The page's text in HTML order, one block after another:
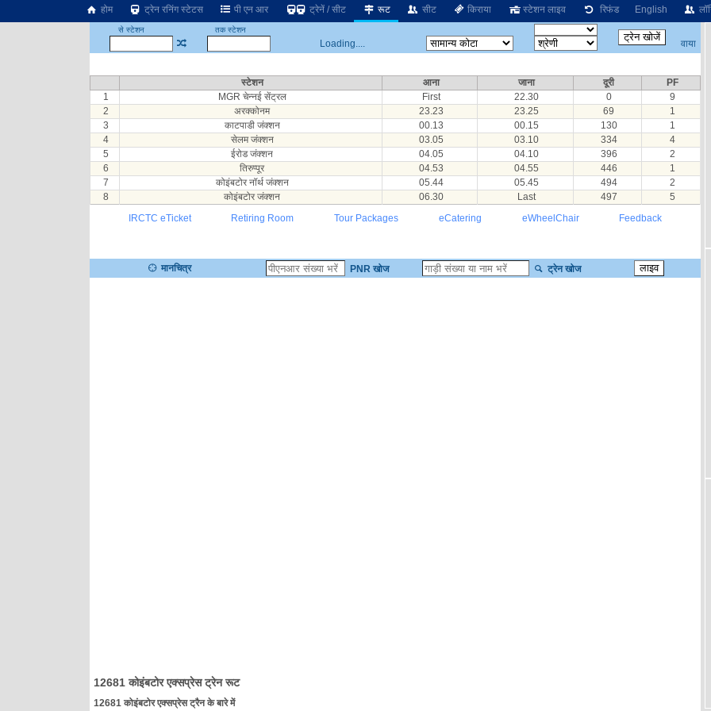
होम ट्रेन रनिंग स्टेटस पी एन आर ट्रेनें / सीट रूट सीट किराया स्टेशन लाइव रिफंड English
से स्टेशन तक स्टेशन
Loading.... वाया
स्टेशन आना जाना दूरी
PF
1
MGR चेन्नई सेंट्रल First 22.30 0
9
2
अरक्कोनम 23.23 23.25 69
1
3
काटपाडी जंक्शन 00.13 00.15 130
1
4
सेलम जंक्शन 03.05 03.10 334
4
5
ईरोड जंक्शन 04.05 04.10 396
2
6
तिरुप्पूर 04.53 04.55 446
1
7
कोइंबटोर नॉर्थ जंक्शन 05.44 05.45 494
2
8
कोइंबटोर जंक्शन 06.30 Last 497
5
IRCTC eTicket
Retiring Room Tour Packages eCatering eWheelChair Feedback
मानचित्र PNR खोज ट्रेन खोज
12681 कोइंबटोर एक्सप्रेस ट्रेन रूट
12681 कोइंबटोर एक्सप्रेस ट्रैन के बारे में